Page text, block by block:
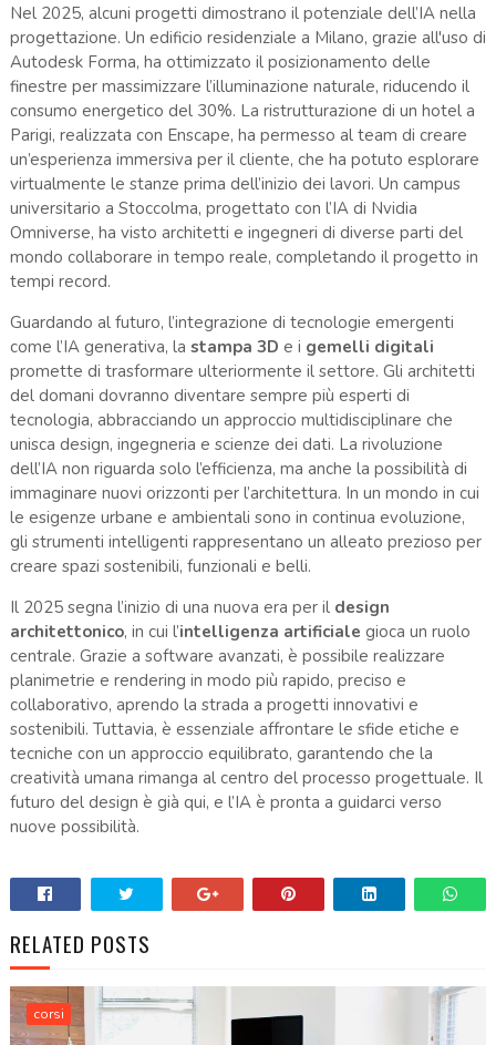
Nel 2025, alcuni progetti dimostrano il potenziale dell’IA nella
progettazione. Un edificio residenziale a Milano, grazie all'uso di
Autodesk Forma, ha ottimizzato il posizionamento delle
finestre per massimizzare l’illuminazione naturale, riducendo il
consumo energetico del 30%. La ristrutturazione di un hotel a
Parigi, realizzata con Enscape, ha permesso al team di creare
un’esperienza immersiva per il cliente, che ha potuto esplorare
virtualmente le stanze prima dell’inizio dei lavori. Un campus
universitario a Stoccolma, progettato con l’IA di Nvidia
Omniverse, ha visto architetti e ingegneri di diverse parti del
mondo collaborare in tempo reale, completando il progetto in
tempi record.
Guardando al futuro, l’integrazione di tecnologie emergenti
come l’IA generativa, la stampa 3D e i gemelli digitali
promette di trasformare ulteriormente il settore. Gli architetti
del domani dovranno diventare sempre più esperti di
tecnologia, abbracciando un approccio multidisciplinare che
unisca design, ingegneria e scienze dei dati. La rivoluzione
dell’IA non riguarda solo l’efficienza, ma anche la possibilità di
immaginare nuovi orizzonti per l’architettura. In un mondo in cui
le esigenze urbane e ambientali sono in continua evoluzione,
gli strumenti intelligenti rappresentano un alleato prezioso per
creare spazi sostenibili, funzionali e belli.
Il 2025 segna l’inizio di una nuova era per il design
architettonico, in cui l’intelligenza artificiale gioca un ruolo
centrale. Grazie a software avanzati, è possibile realizzare
planimetrie e rendering in modo più rapido, preciso e
collaborativo, aprendo la strada a progetti innovativi e
sostenibili. Tuttavia, è essenziale affrontare le sfide etiche e
tecniche con un approccio equilibrato, garantendo che la
creatività umana rimanga al centro del processo progettuale. Il
futuro del design è già qui, e l’IA è pronta a guidarci verso
nuove possibilità.
RELATED POSTS
corsi